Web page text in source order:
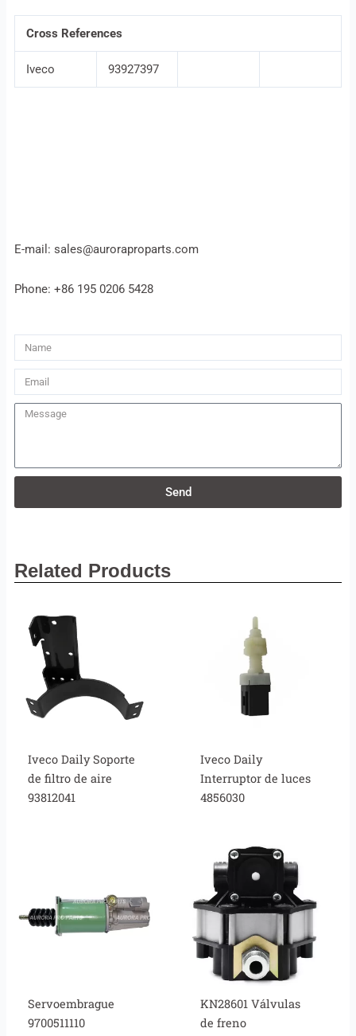
Cross References
Iveco 93927397
E-mail: sales@auroraproparts.com
Phone: +86 195 0206 5428
Name
Email
Message
Send
Related Products
Iveco Daily Soporte
de filtro de aire
93812041
Iveco Daily
Interruptor de luces
4856030
Servoembrague
9700511110
KN28601 Válvulas
de freno